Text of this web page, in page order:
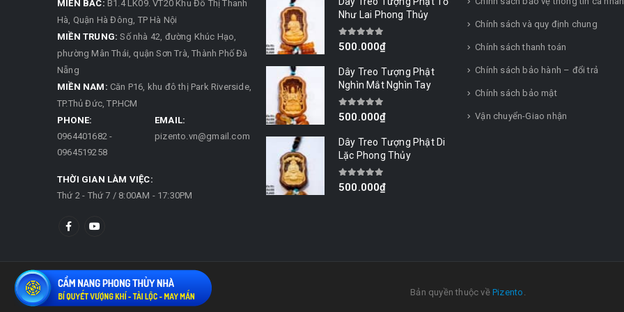
MIỀN BẮC: B1.4 LK09. VT20 Khu Đô Thị Thanh
Hà, Quận Hà Đông, TP Hà Nội
MIỀN TRUNG: Số nhà 42, đường Khúc Hạo,
phường Mân Thái, quận Sơn Trà, Thành Phố Đà
Nẵng
MIỀN NAM: Căn P16, khu đô thị Park Riverside,
TP.Thủ Đức, TP.HCM
PHONE:
0964401682 -
0964519258
EMAIL:
pizento.vn@gmail.com
THỜI GIAN LÀM VIỆC:
Thứ 2 - Thứ 7 / 8:00AM - 17:30PM
Như Lai Phong Thủy
0out of 5
500.000₫
Dây Treo Tượng Phật
Nghìn Mắt Nghìn Tay
0out of 5
500.000₫
Dây Treo Tượng Phật Di
Lặc Phong Thủy
0out of 5
500.000₫
Chính sách và quy định chung
Chính sách thanh toán
Chính sách bảo hành – đổi trả
Chính sách bảo mật
Vận chuyển-Giao nhận
Bản quyền thuộc vềPizento .